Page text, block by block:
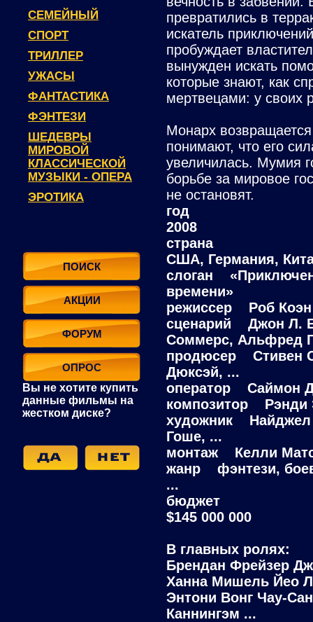
СЕМЕЙНЫЙ
СПОРТ
ТРИЛЛЕР
УЖАСЫ
ФАНТАСТИКА
ФЭНТЕЗИ
ШЕДЕВРЫ
МИРОВОЙ
КЛАССИЧЕСКОЙ
МУЗЫКИ - ОПЕРА
ЭРОТИКА
ПОИСК
АКЦИИ
ФОРУМ
ОПРОС
Вы не хотите купить
данные фильмы на
жестком диске?
превратились в
искатель
пробуждает
вынужден искать
которые знают, как
мертвецами: у своих
Монарх
понимают, что его
увеличилась. Мумия
борьбе за мировое
не остановят.
год
2008
страна
США, Германия,
слоган
времени»
режиссер Роб Коэн
сценарий Джон Л.
Соммерс, Альфред
продюсер Стивен
Дюксэй, ...
оператор Саймон
композитор Рэнди
художник Найджел
Гоше, ...
монтаж Келли
жанр фэнтези,
...
бюджет
$145 000 000
В главных ролях:
Брендан Фрейзер
Ханна Мишель Йео
Энтони Вонг Чау-
Каннингэм ...